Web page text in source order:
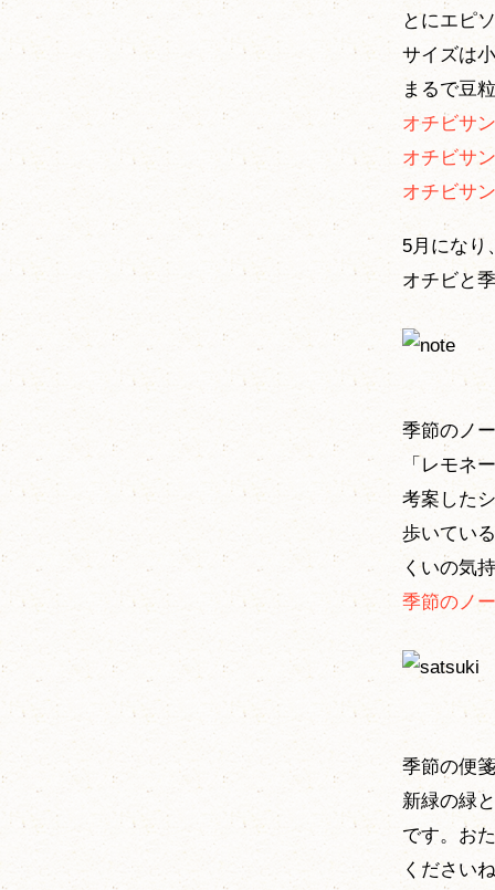
とにエピ
サイズは
まるで豆
オチビサ
オチビサ
オチビサ
5月になり
オチビと
季節のノ
「レモネ
考案した
歩いてい
くいの気
季節のノ
季節の便
新緑の緑
です。お
ください